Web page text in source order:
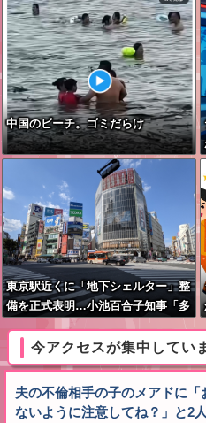
中国のビーチ。ゴミだらけ
東京駅近くに「地下シェルター」整
備を正式表明…小池百合子知事「多
くの方が滞在、施設整備の効果高
今アクセスが集中してい
夫の不倫相手の子のメアドに
ないように注意してね？」と2